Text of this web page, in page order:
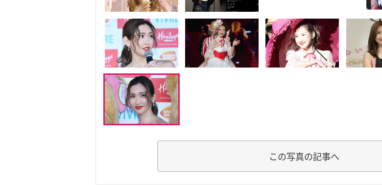
この写真の記事へ